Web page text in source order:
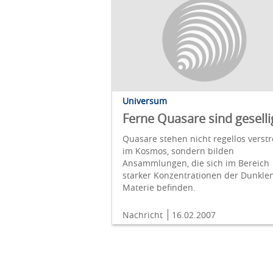
Universum
Ferne Quasare sind
Quasare stehen nicht regellos
im Kosmos, sondern bilden
Ansammlungen, die sich im Bereich
starker Konzentrationen der
Materie befinden.
Nachricht 16.02.2007